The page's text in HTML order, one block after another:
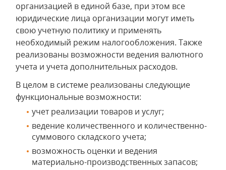
организацией в единой базе, при этом все
юридические лица организации могут иметь
свою учетную политику и применять
необходимый режим налогообложения. Также
реализованы возможности ведения валютного
учета и учета дополнительных расходов.
В целом в системе реализованы следующие
функциональные возможности:
учет реализации товаров и услуг;
ведение количественного и количественно-
суммового складского учета;
возможность оценки и ведения
материально-производственных запасов;